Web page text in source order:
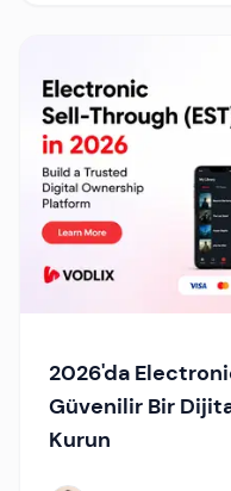
2026'da
Güvenilir Bir
Kurun